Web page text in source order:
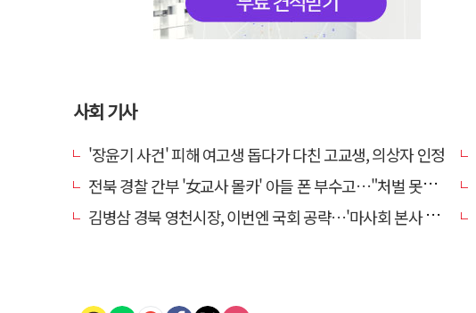
사회 기사
'장윤기 사건' 피해 여고생 돕다가 다친 고교생, 의상자 인정
전북 경찰 간부 '女교사 몰카' 아들 폰 부수고…"처벌 못하는 사안" 내부망에 글
김병삼 경북 영천시장, 이번엔 국회 공략…'마사회 본사 이전·광역교통망 확충' 요청